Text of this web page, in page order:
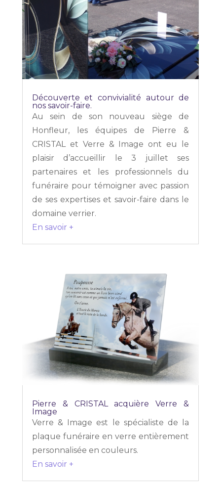
Découverte et convivialité autour de
nos savoir-faire.
Au sein de son nouveau siège de
Honfleur, les équipes de Pierre &
CRISTAL et Verre & Image ont eu le
plaisir d’accueillir le 3 juillet ses
partenaires et les professionnels du
funéraire pour témoigner avec passion
de ses expertises et savoir-faire dans le
domaine verrier.
En savoir +
Pierre & CRISTAL acquière Verre &
Image
Verre & Image est le spécialiste de la
plaque funéraire en verre entièrement
personnalisée en couleurs.
En savoir +